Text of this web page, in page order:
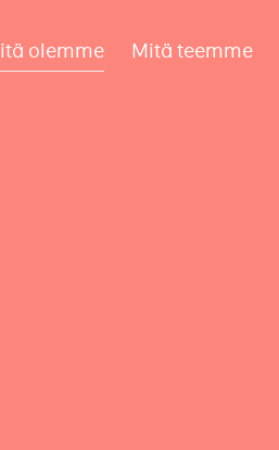
olemme Mitä teemme